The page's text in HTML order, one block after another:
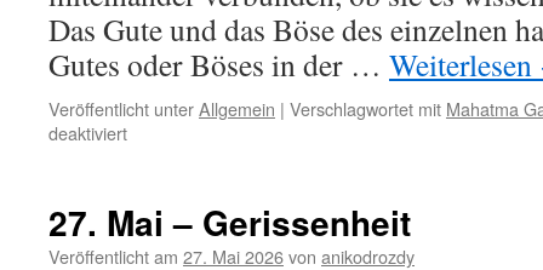
Das Gute und das Böse des einzelnen
Gutes oder Böses in der … Weiterlesen
Veröffentlicht unterAllgemein | Verschlagwortet mit Mahatma
deaktiviertfür
Die
Menschheit
27. Mai – Gerissenheit
Veröffentlicht am 27. Mai 2026von anikodrozdy